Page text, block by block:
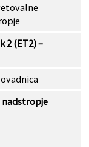
2 (ET2) –
nadstropje